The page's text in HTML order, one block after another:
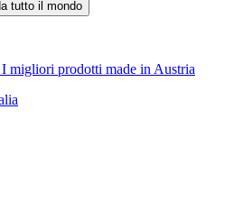
I migliori prodotti made in Austria